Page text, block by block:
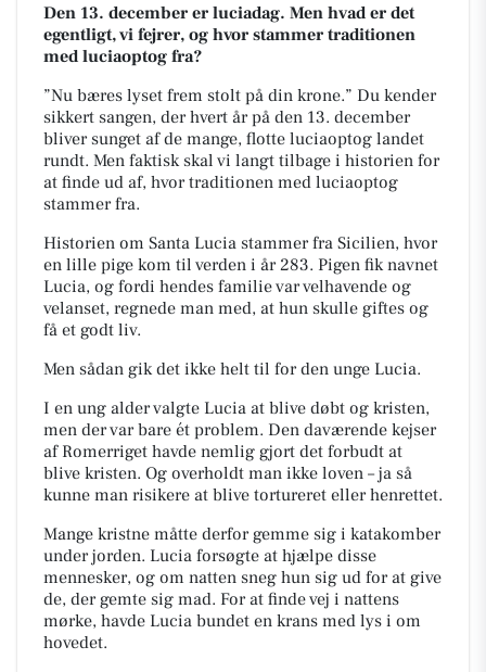
Den 13. december er luciadag. Men hvad er det
egentligt, vi fejrer, og hvor stammer traditionen
med luciaoptog fra?
”Nu bæres lyset frem stolt på din krone.” Du kender
sikkert sangen, der hvert år på den 13. december
bliver sunget af de mange, flotte luciaoptog landet
rundt. Men faktisk skal vi langt tilbage i historien for
at finde ud af, hvor traditionen med luciaoptog
stammer fra.
Historien om Santa Lucia stammer fra Sicilien, hvor
en lille pige kom til verden i år 283. Pigen fik navnet
Lucia, og fordi hendes familie var velhavende og
velanset, regnede man med, at hun skulle giftes og
få et godt liv.
Men sådan gik det ikke helt til for den unge Lucia.
I en ung alder valgte Lucia at blive døbt og kristen,
men der var bare ét problem. Den daværende kejser
af Romerriget havde nemlig gjort det forbudt at
blive kristen. Og overholdt man ikke loven – ja så
kunne man risikere at blive tortureret eller henrettet.
Mange kristne måtte derfor gemme sig i katakomber
under jorden. Lucia forsøgte at hjælpe disse
mennesker, og om natten sneg hun sig ud for at give
de, der gemte sig mad. For at finde vej i nattens
mørke, havde Lucia bundet en krans med lys i om
hovedet.